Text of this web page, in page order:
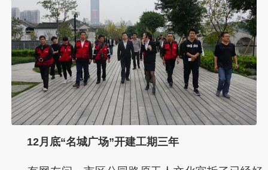
12月底“名城广场”开建工期三年